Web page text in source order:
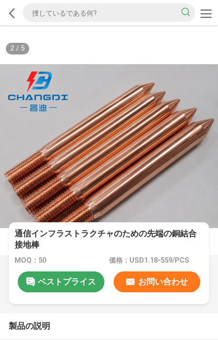
2/ 5
通信インフラストラクチャのための先端の銅結合
接地棒
MOQ：50 価格：USD1.18-559/PCS
ベストプライス お問い合わせ
製品の説明